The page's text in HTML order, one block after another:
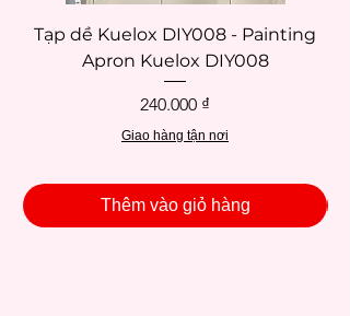
Tạp dề Kuelox DIY008 - Painting
Apron Kuelox DIY008
Giá
240.000 ₫
Giao hàng tận nơi
Thêm vào giỏ hàng